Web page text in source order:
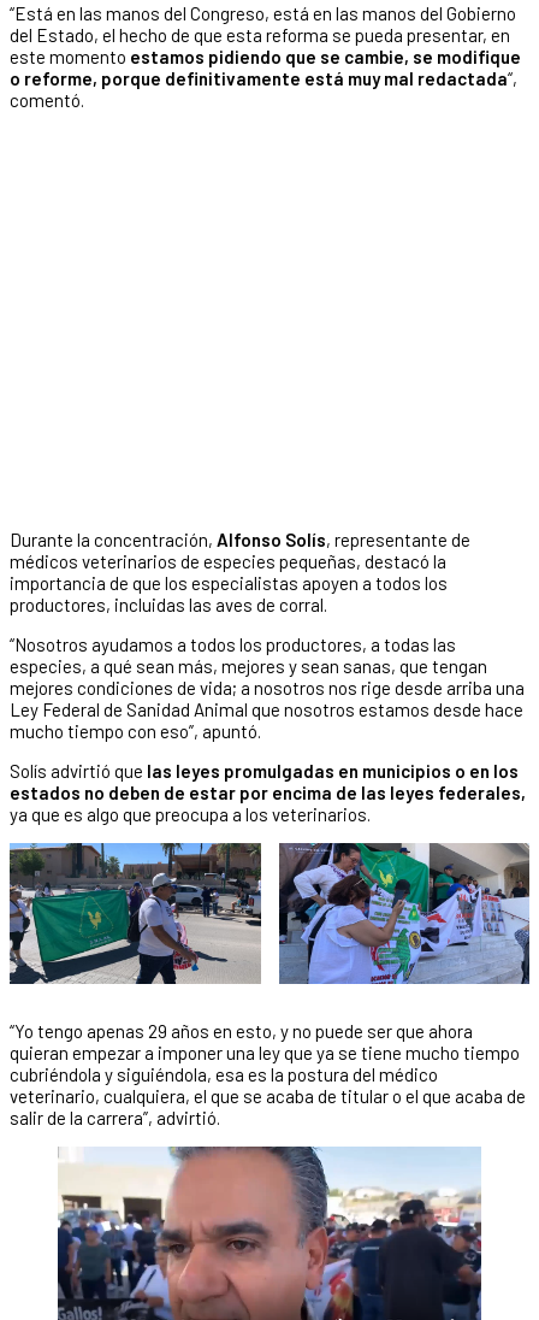
“Está en las manos del Congreso, está en las manos del Gobierno
del Estado, el hecho de que esta reforma se pueda presentar, en
este momento estamos pidiendo que se cambie, se modifique
o reforme, porque definitivamente está muy mal redactada“,
comentó.
Durante la concentración, Alfonso Solís, representante de
médicos veterinarios de especies pequeñas, destacó la
importancia de que los especialistas apoyen a todos los
productores, incluidas las aves de corral.
“Nosotros ayudamos a todos los productores, a todas las
especies, a qué sean más, mejores y sean sanas, que tengan
mejores condiciones de vida; a nosotros nos rige desde arriba una
Ley Federal de Sanidad Animal que nosotros estamos desde hace
mucho tiempo con eso”, apuntó.
Solís advirtió que las leyes promulgadas en municipios o en los
estados no deben de estar por encima de las leyes federales,
ya que es algo que preocupa a los veterinarios.
“Yo tengo apenas 29 años en esto, y no puede ser que ahora
quieran empezar a imponer una ley que ya se tiene mucho tiempo
cubriéndola y siguiéndola, esa es la postura del médico
veterinario, cualquiera, el que se acaba de titular o el que acaba de
salir de la carrera”, advirtió.